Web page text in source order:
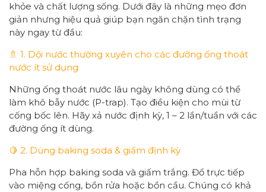
khỏe và chất lượng sống. Dưới đây là những mẹo đơn
giản nhưng hiệu quả giúp bạn ngăn chặn tình trạng
này ngay từ đầu:
🚿 1. Dội nước thường xuyên cho các đường ống thoát
nước ít sử dụng
Những ống thoát nước lâu ngày không dùng có thể
làm khô bẫy nước (P-trap). Tạo điều kiện cho mùi từ
cống bốc lên. Hãy xả nước định kỳ, 1 – 2 lần/tuần với các
đường ống ít dùng.
🍋 2. Dùng baking soda & giấm định kỳ
Pha hỗn hợp baking soda và giấm trắng. Đổ trực tiếp
vào miệng cống, bồn rửa hoặc bồn cầu. Chúng có khả